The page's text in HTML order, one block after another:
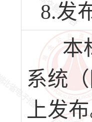
8.发
本标
系统
上发布